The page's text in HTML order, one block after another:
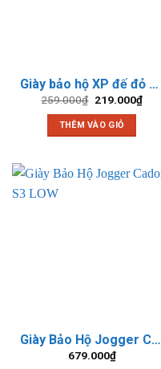
Giày bảo hộ XP đế đỏ mũi sắt chống đinh
259.000₫ Giá
là:
259.000₫.
219.000₫Giá
hiện
THÊM VÀO GIỎ
Giày Bảo Hộ Jogger Cador S3 LOW
679.000₫